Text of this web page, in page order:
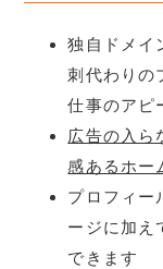
独自ドメイ
刺代わりの
仕事のアピ
広告の入ら
感あるホー
プロフィー
ージに加え
できます